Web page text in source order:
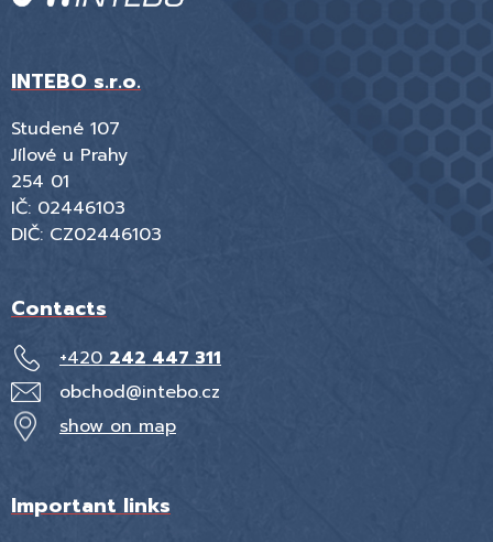
INTEBO s.r.o.
Studené 107
Jílové u Prahy
254 01
IČ: 02446103
DIČ: CZ02446103
Contacts
+420242 447 311
obchod@intebo.cz
show on map
Important links